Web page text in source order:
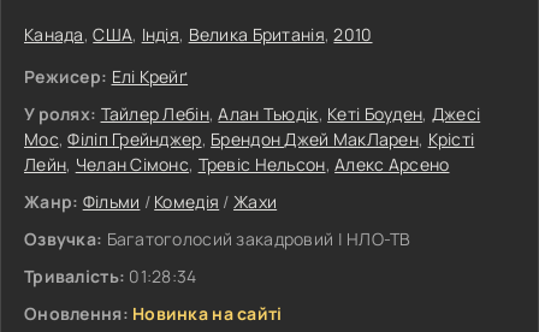
Канада,США, Індія, Велика Британія,2010
Режисер: Елі Крейґ
У ролях: Тайлер Лебін,Алан Тьюдік, Кеті Боуден, Джесі
Мос,Філіп Грейнджер, Брендон Джей МакЛарен, Крісті
Лейн, Челан Сімонс, Тревіс Нельсон,Алекс Арсено
Жанр: Фільми / Комедія /Жахи
Озвучка: Багатоголосий закадровий | НЛО-ТВ
Тривалість: 01:28:34
Оновлення: Новинка на сайті